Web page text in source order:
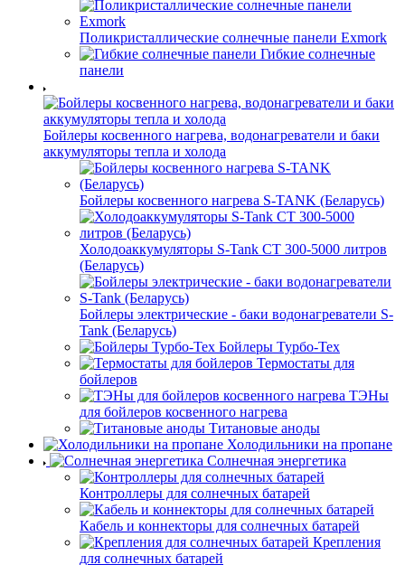
Поликристаллические солнечные панели Exmork
Гибкие солнечные
панели
Бойлеры косвенного нагрева, водонагреватели и баки
аккумуляторы тепла и холода
Бойлеры косвенного нагрева S-TANK (Беларусь)
Холодоаккумуляторы S-Tank СТ 300-5000 литров
(Беларусь)
Бойлеры электрические - баки водонагреватели S-
Tank (Беларусь)
Бойлеры Турбо-Тех
Термостаты для
бойлеров
ТЭНы
для бойлеров косвенного нагрева
Титановые аноды
Холодильники на пропане
Солнечная энергетика
Контроллеры для солнечных батарей
Кабель и коннекторы для солнечных батарей
Крепления
для солнечных батарей